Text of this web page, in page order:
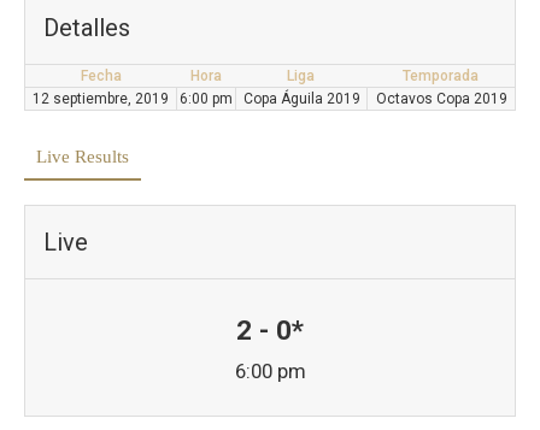
Detalles
Fecha Hora Liga
Temporada
12 septiembre, 2019
6:00 pm Copa Águila 2019 Octavos Copa 2019
Live Results
Live
2 - 0*
6:00 pm